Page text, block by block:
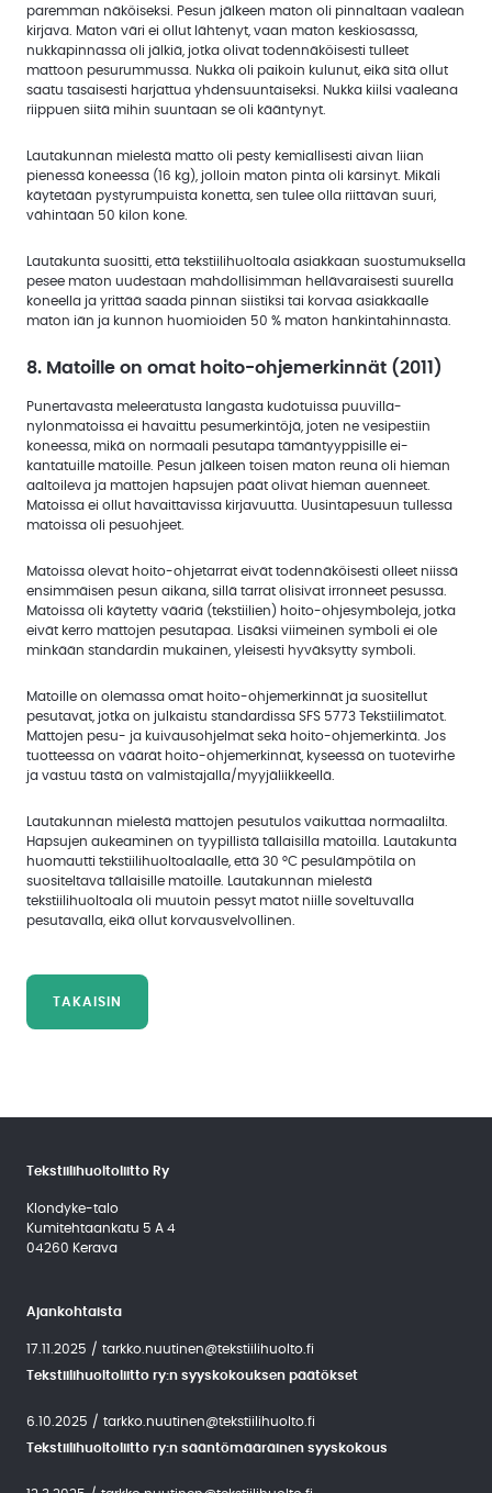
paremman näköiseksi. Pesun jälkeen maton oli pinnaltaan vaalean
kirjava. Maton väri ei ollut lähtenyt, vaan maton keskiosassa,
nukkapinnassa oli jälkiä, jotka olivat todennäköisesti tulleet
mattoon pesurummussa. Nukka oli paikoin kulunut, eikä sitä ollut
saatu tasaisesti harjattua yhdensuuntaiseksi. Nukka kiilsi vaaleana
riippuen siitä mihin suuntaan se oli kääntynyt.
Lautakunnan mielestä matto oli pesty kemiallisesti aivan liian
pienessä koneessa (16 kg), jolloin maton pinta oli kärsinyt. Mikäli
käytetään pystyrumpuista konetta, sen tulee olla riittävän suuri,
vähintään 50 kilon kone.
Lautakunta suositti, että tekstiilihuoltoala asiakkaan suostumuksella
pesee maton uudestaan mahdollisimman hellävaraisesti suurella
koneella ja yrittää saada pinnan siistiksi tai korvaa asiakkaalle
maton iän ja kunnon huomioiden 50 % maton hankintahinnasta.
8. Matoille on omat hoito-ohjemerkinnät (2011)
Punertavasta meleeratusta langasta kudotuissa puuvilla-
nylonmatoissa ei havaittu pesumerkintöjä, joten ne vesipestiin
koneessa, mikä on normaali pesutapa tämäntyyppisille ei-
kantatuille matoille. Pesun jälkeen toisen maton reuna oli hieman
aaltoileva ja mattojen hapsujen päät olivat hieman auenneet.
Matoissa ei ollut havaittavissa kirjavuutta. Uusintapesuun tullessa
matoissa oli pesuohjeet.
Matoissa olevat hoito-ohjetarrat eivät todennäköisesti olleet niissä
ensimmäisen pesun aikana, sillä tarrat olisivat irronneet pesussa.
Matoissa oli käytetty vääriä (tekstiilien) hoito-ohjesymboleja, jotka
eivät kerro mattojen pesutapaa. Lisäksi viimeinen symboli ei ole
minkään standardin mukainen, yleisesti hyväksytty symboli.
Matoille on olemassa omat hoito-ohjemerkinnät ja suositellut
pesutavat, jotka on julkaistu standardissa SFS 5773 Tekstiilimatot.
Mattojen pesu- ja kuivausohjelmat sekä hoito-ohjemerkintä. Jos
tuotteessa on väärät hoito-ohjemerkinnät, kyseessä on tuotevirhe
ja vastuu tästä on valmistajalla/myyjäliikkeellä.
Lautakunnan mielestä mattojen pesutulos vaikuttaa normaalilta.
Hapsujen aukeaminen on tyypillistä tällaisilla matoilla. Lautakunta
huomautti tekstiilihuoltoalaalle, että 30 °C pesulämpötila on
suositeltava tällaisille matoille. Lautakunnan mielestä
tekstiilihuoltoala oli muutoin pessyt matot niille soveltuvalla
pesutavalla, eikä ollut korvausvelvollinen.
TAKAISIN
Tekstiilihuoltoliitto Ry
Klondyke-talo
Kumitehtaankatu 5 A 4
04260 Kerava
Ajankohtaista
17.11.2025 / tarkko.nuutinen@tekstiilihuolto.fi
Tekstiilihuoltoliitto ry:n syyskokouksen päätökset
6.10.2025 / tarkko.nuutinen@tekstiilihuolto.fi
Tekstiilihuoltoliitto ry:n sääntömääräinen syyskokous